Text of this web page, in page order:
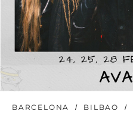
BARCELONA BILBAO